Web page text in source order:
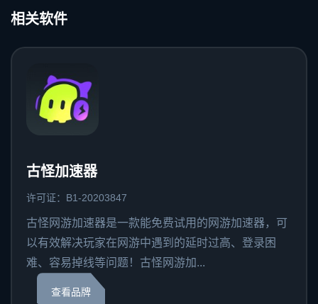
相关软件
古怪加速器
许可证：B1-20203847
古怪网游加速器是一款能免费试用的网游加速器，可
以有效解决玩家在网游中遇到的延时过高、登录困
难、容易掉线等问题！古怪网游加...
查看品牌